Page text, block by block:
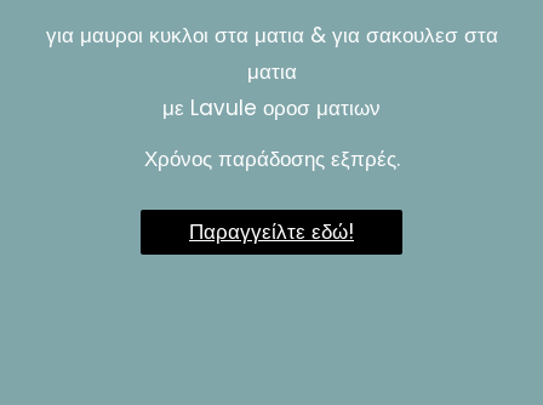
για μαυροι κυκλοι στα ματια & για σακουλεσ στα
ματια
με Lavule οροσ ματιων
Χρόνος παράδοσης εξπρές.
Παραγγείλτε εδώ!